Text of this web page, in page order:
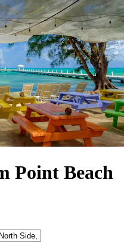
Point Beach